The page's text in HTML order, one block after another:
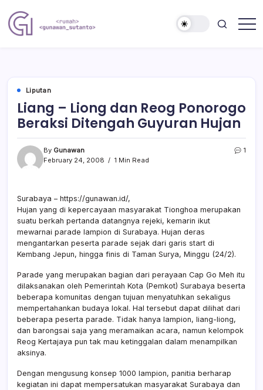
content
Liputan
Liang – Liong dan Reog Ponorogo
Beraksi Ditengah Guyuran Hujan
By Gunawan
February 24, 2008
1 Min Read
1
Surabaya – https://gunawan.id/,
Hujan yang di kepercayaan masyarakat Tionghoa merupakan
suatu berkah pertanda datangnya rejeki, kemarin ikut
mewarnai parade lampion di Surabaya. Hujan deras
mengantarkan peserta parade sejak dari garis start di
Kembang Jepun, hingga finis di Taman Surya, Minggu (24/2).
Parade yang merupakan bagian dari perayaan Cap Go Meh itu
dilaksanakan oleh Pemerintah Kota (Pemkot) Surabaya beserta
beberapa komunitas dengan tujuan menyatuhkan sekaligus
mempertahankan budaya lokal. Hal tersebut dapat dilihat dari
beberapa peserta parade. Tidak hanya lampion, liang-liong,
dan barongsai saja yang meramaikan acara, namun kelompok
Reog Kertajaya pun tak mau ketinggalan dalam menampilkan
aksinya.
Dengan mengusung konsep 1000 lampion, panitia berharap
kegiatan ini dapat mempersatukan masyarakat Surabaya dan